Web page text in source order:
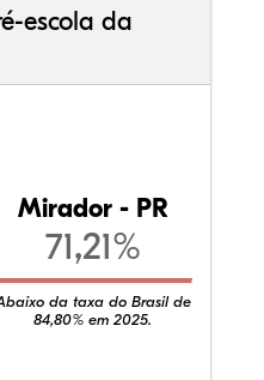
escola da
Mirador - PR
71,21%
da taxa do Brasil de
84,80% em 2025.